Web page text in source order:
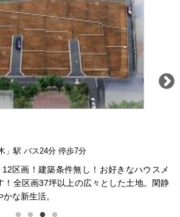
」駅 バス24分 停歩7分
画！建築条件無し！お好きなハウスメ
！全区画37坪以上の広々とした土地。閑静
な新生活。